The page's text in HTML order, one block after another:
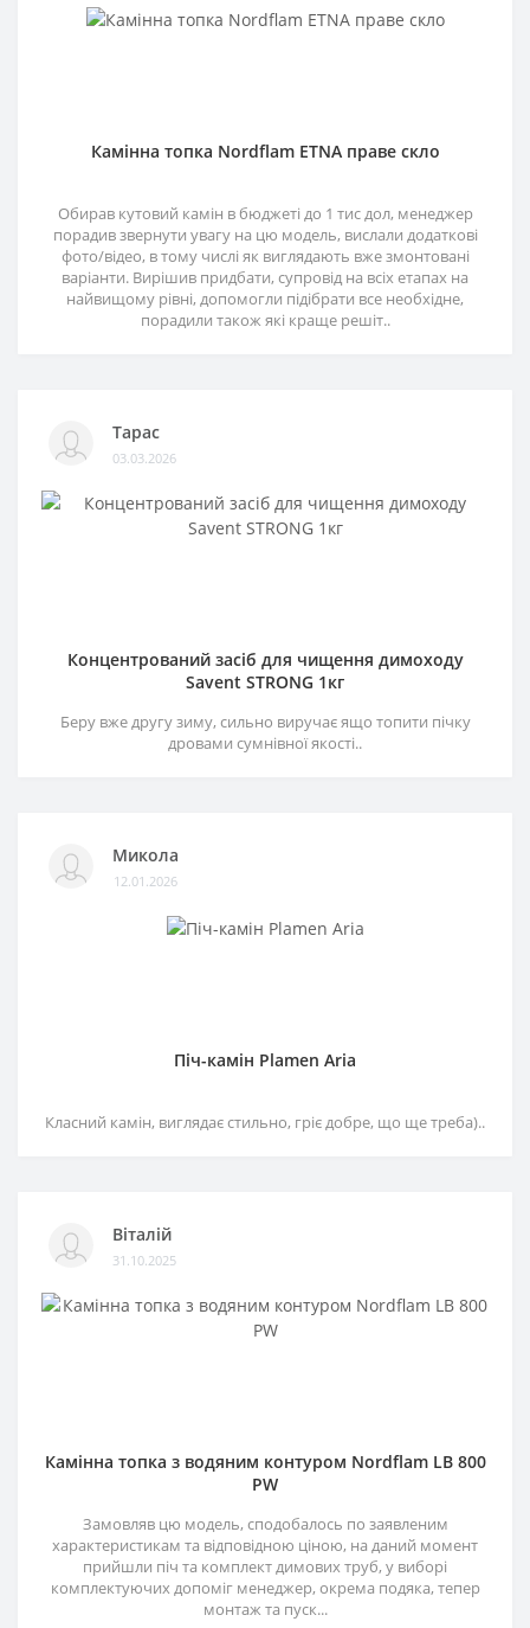
Камінна топка Nordflam ETNA праве скло
Обирав кутовий камін в бюджеті до 1 тис дол, менеджер
порадив звернути увагу на цю модель, вислали додаткові
фото/відео, в тому числі як виглядають вже змонтовані
варіанти. Вирішив придбати, супровід на всіх етапах на
найвищому рівні, допомогли підібрати все необхідне,
порадили також які краще решіт..
Тарас
03.03.2026
Концентрований засіб для чищення димоходу
Savent STRONG 1кг
Беру вже другу зиму, сильно виручає ящо топити пічку
дровами сумнівної якості..
Микола
12.01.2026
Піч-камін Plamen Aria
Класний камін, виглядає стильно, гріє добре, що ще треба)..
Віталій
31.10.2025
Камінна топка з водяним контуром Nordflam LB 800
PW
Замовляв цю модель, сподобалось по заявленим
характеристикам та відповідною ціною, на даний момент
прийшли піч та комплект димових труб, у виборі
комплектуючих допоміг менеджер, окрема подяка, тепер
монтаж та пуск...